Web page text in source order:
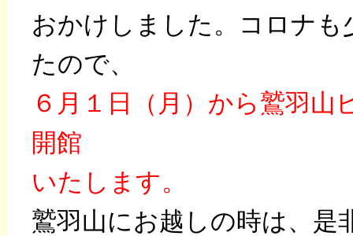
おかけしました。コロナも
たので、
６月１日（月）から鷲羽山
開館
いたします。
鷲羽山にお越しの時は、是